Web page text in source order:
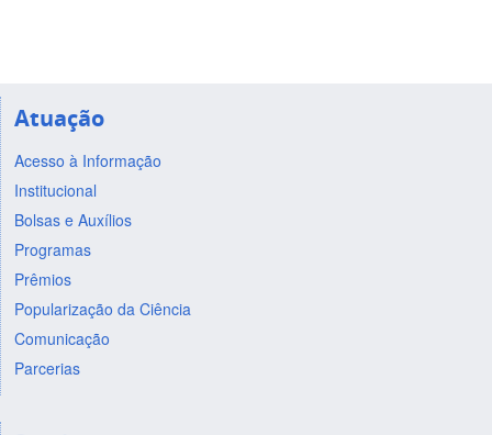
Atuação
Acesso à Informação
Institucional
Bolsas e Auxílios
Programas
Prêmios
Popularização da Ciência
Comunicação
Parcerias